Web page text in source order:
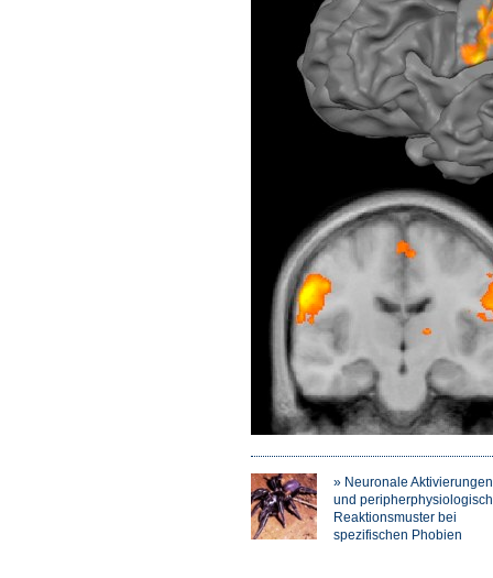
» Neuronale Aktivierungen
und
Reaktionsmuster bei
spezifischen Phobien